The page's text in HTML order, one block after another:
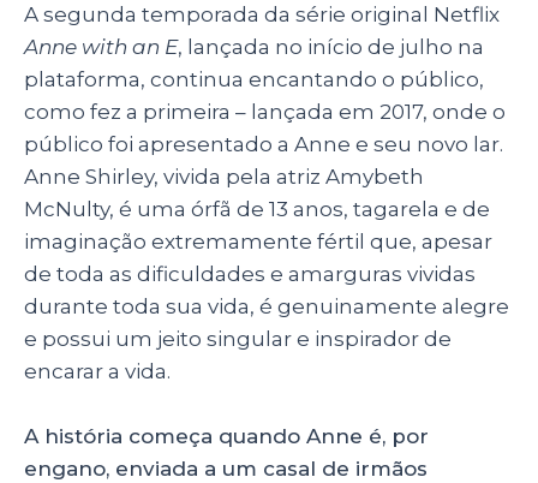
a
ts
A
p
p
c
e
b
o
o
k
k
e
dI
n
a
re
A segunda temporada da série original Netflix
Anne with an E, lançada no início de julho na
plataforma, continua encantando o público,
como fez a primeira – lançada em 2017, onde o
público foi apresentado a Anne e seu novo lar.
Anne Shirley, vivida pela atriz Amybeth
McNulty, é uma órfã de 13 anos, tagarela e de
imaginação extremamente fértil que, apesar
de toda as dificuldades e amarguras vividas
durante toda sua vida, é genuinamente alegre
e possui um jeito singular e inspirador de
encarar a vida.
A história começa quando Anne é, por
engano, enviada a um casal de irmãos